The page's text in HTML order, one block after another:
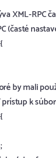
XML-RPC
(časté
by mali
k